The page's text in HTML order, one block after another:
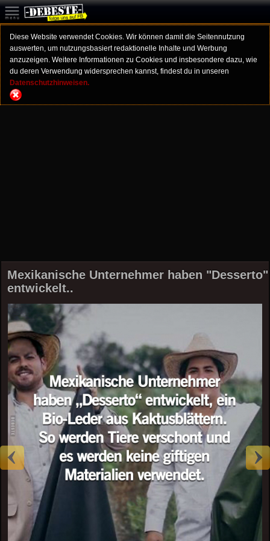
Diese Website verwendet Cookies. Wir können damit die Seitennutzung
auswerten, um nutzungsbasiert redaktionelle Inhalte und Werbung
anzuzeigen. Weitere Informationen zu Cookies und insbesondere dazu, wie
du deren Verwendung widersprechen kannst, findest du in unseren
Datenschutzhinweisen.
Mexikanische Unternehmer haben "Desserto"
entwickelt..